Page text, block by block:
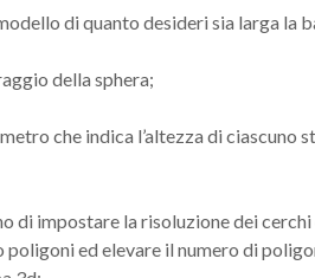
di quanto desideri sia larga la
della sphera;
che indica l’altezza di
di impostare la risoluzione dei
ed elevare il numero di